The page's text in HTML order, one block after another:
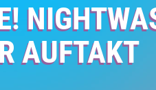
AUFTAKT